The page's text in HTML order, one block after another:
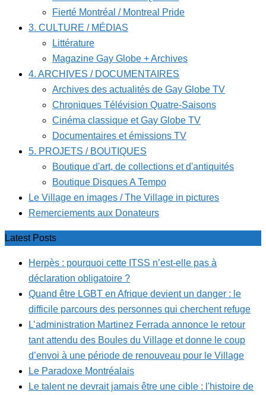
Fierté Montréal / Montreal Pride
3. CULTURE / MÉDIAS
Littérature
Magazine Gay Globe + Archives
4. ARCHIVES / DOCUMENTAIRES
Archives des actualités de Gay Globe TV
Chroniques Télévision Quatre-Saisons
Cinéma classique et Gay Globe TV
Documentaires et émissions TV
5. PROJETS / BOUTIQUES
Boutique d'art, de collections et d'antiquités
Boutique Disques A Tempo
Le Village en images / The Village in pictures
Remerciements aux Donateurs
Latest Posts
Herpès : pourquoi cette ITSS n’est-elle pas à
déclaration obligatoire ?
Quand être LGBT en Afrique devient un danger : le
difficile parcours des personnes qui cherchent refuge
L’administration Martinez Ferrada annonce le retour
tant attendu des Boules du Village et donne le coup
d’envoi à une période de renouveau pour le Village
Le Paradoxe Montréalais
Le talent ne devrait jamais être une cible : l'histoire de